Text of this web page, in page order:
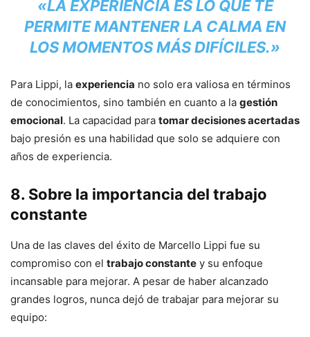
«LA EXPERIENCIA ES LO QUE TE
PERMITE MANTENER LA CALMA EN
LOS MOMENTOS MÁS DIFÍCILES.»
Para Lippi, la experiencia no solo era valiosa en términos
de conocimientos, sino también en cuanto a la gestión
emocional. La capacidad para tomar decisiones acertadas
bajo presión es una habilidad que solo se adquiere con
años de experiencia.
8. Sobre la importancia del trabajo
constante
Una de las claves del éxito de Marcello Lippi fue su
compromiso con el trabajo constante y su enfoque
incansable para mejorar. A pesar de haber alcanzado
grandes logros, nunca dejó de trabajar para mejorar su
equipo: